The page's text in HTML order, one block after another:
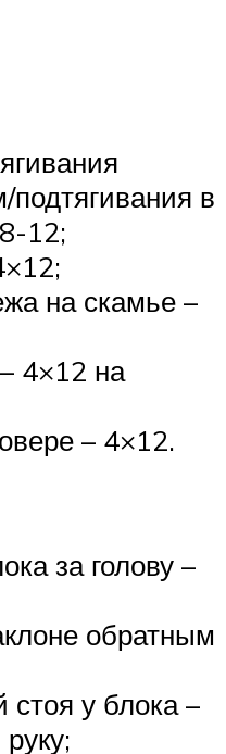
в
12;
на скамье –
4×12 на
– 4×12.
за голову –
обратным
стоя у блока –